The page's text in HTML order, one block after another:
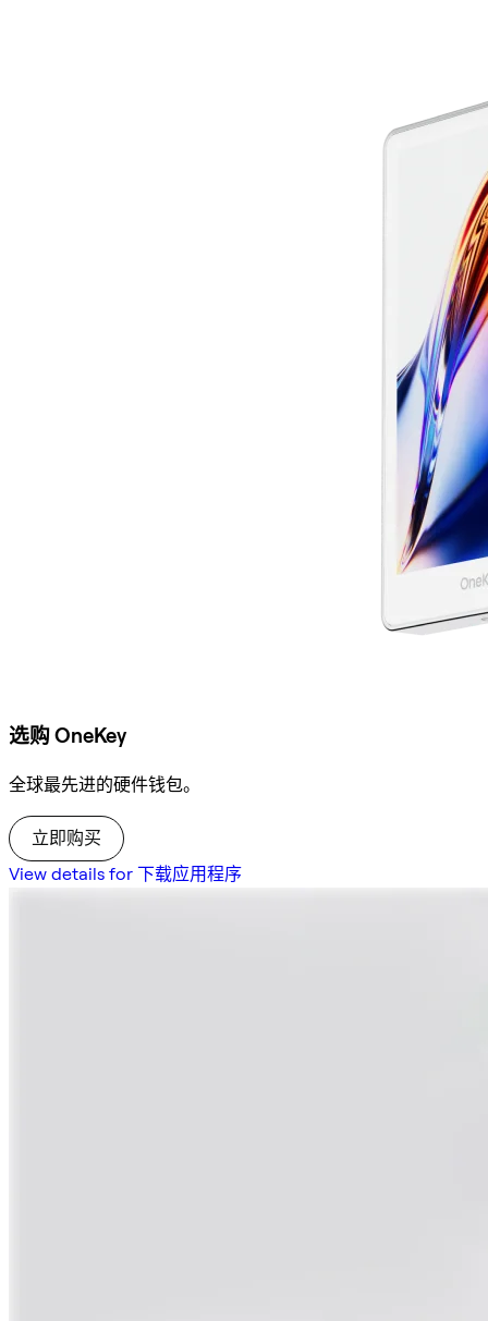
选购 OneKey
全球最先进的硬件钱包。
立即购买
View details for 下载应用程序